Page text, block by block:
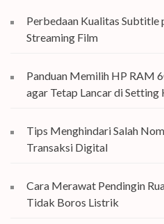
Perbedaan Kualitas Subtitle
Streaming Film
Panduan Memilih HP RAM
agar Tetap Lancar di Setting
Tips Menghindari Salah
Transaksi Digital
Cara Merawat Pendingin
Tidak Boros Listrik